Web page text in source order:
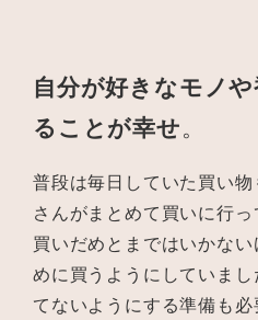
自分が好きなモノ
ることが幸せ。
普段は毎日していた買い
さんがまとめて買いに行
買いだめとまではいかな
めに買うようにしていま
てないようにする準備も